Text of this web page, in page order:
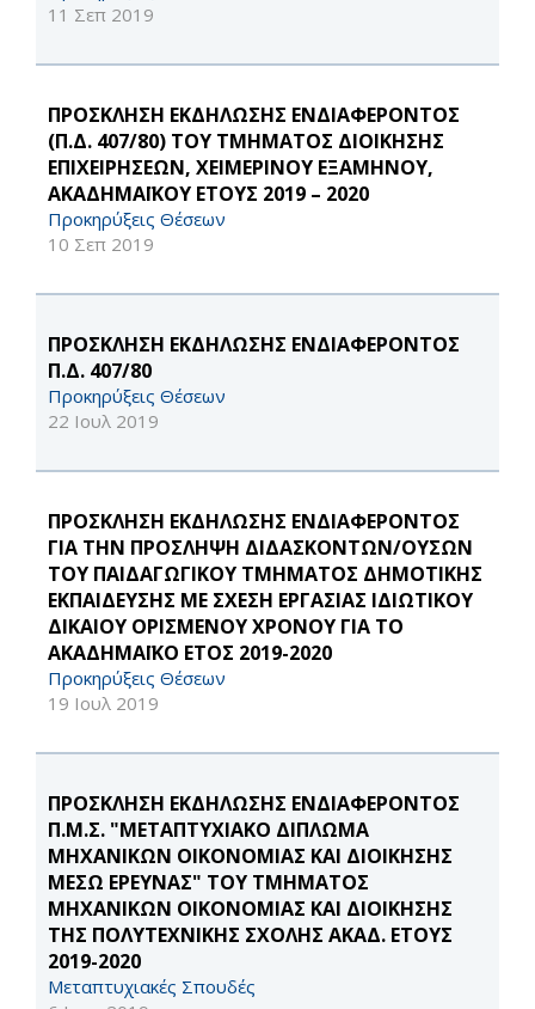
11 Σεπ 2019
ΠΡΟΣΚΛΗΣΗ ΕΚΔΗΛΩΣΗΣ ΕΝΔΙΑΦΕΡΟΝΤΟΣ
(Π.Δ. 407/80) ΤΟΥ ΤΜΗΜΑΤΟΣ ΔΙΟΙΚΗΣΗΣ
ΕΠΙΧΕΙΡΗΣΕΩΝ, ΧΕΙΜΕΡΙΝΟΥ ΕΞΑΜΗΝΟΥ,
ΑΚΑΔΗΜΑΪΚΟΥ ΕΤΟΥΣ 2019 – 2020
Προκηρύξεις Θέσεων
10 Σεπ 2019
ΠΡΟΣΚΛΗΣΗ ΕΚΔΗΛΩΣΗΣ ΕΝΔΙΑΦΕΡΟΝΤΟΣ
Π.Δ. 407/80
Προκηρύξεις Θέσεων
22 Ιουλ 2019
ΠΡΟΣΚΛΗΣΗ ΕΚΔΗΛΩΣΗΣ ΕΝΔΙΑΦΕΡΟΝΤΟΣ
ΓΙΑ ΤΗΝ ΠΡΟΣΛΗΨΗ ΔΙΔΑΣΚΟΝΤΩΝ/ΟΥΣΩΝ
ΤΟΥ ΠΑΙΔΑΓΩΓΙΚΟΥ ΤΜΗΜΑΤΟΣ ΔΗΜΟΤΙΚΗΣ
ΕΚΠΑΙΔΕΥΣΗΣ ΜΕ ΣΧΕΣΗ ΕΡΓΑΣΙΑΣ ΙΔΙΩΤΙΚΟΥ
ΔΙΚΑΙΟΥ ΟΡΙΣΜΕΝΟΥ ΧΡΟΝΟΥ ΓΙΑ ΤΟ
ΑΚΑΔΗΜΑΪΚΟ ΕΤΟΣ 2019-2020
Προκηρύξεις Θέσεων
19 Ιουλ 2019
ΠΡΟΣΚΛΗΣΗ ΕΚΔΗΛΩΣΗΣ ΕΝΔΙΑΦΕΡΟΝΤΟΣ
Π.Μ.Σ. "ΜΕΤΑΠΤΥΧΙΑΚΟ ΔΙΠΛΩΜΑ
ΜΗΧΑΝΙΚΩΝ ΟΙΚΟΝΟΜΙΑΣ ΚΑΙ ΔΙΟΙΚΗΣΗΣ
ΜΕΣΩ ΕΡΕΥΝΑΣ" ΤΟΥ ΤΜΗΜΑΤΟΣ
ΜΗΧΑΝΙΚΩΝ ΟΙΚΟΝΟΜΙΑΣ ΚΑΙ ΔΙΟΙΚΗΣΗΣ
ΤΗΣ ΠΟΛΥΤΕΧΝΙΚΗΣ ΣΧΟΛΗΣ ΑΚΑΔ. ΕΤΟΥΣ
2019-2020
Μεταπτυχιακές Σπουδές